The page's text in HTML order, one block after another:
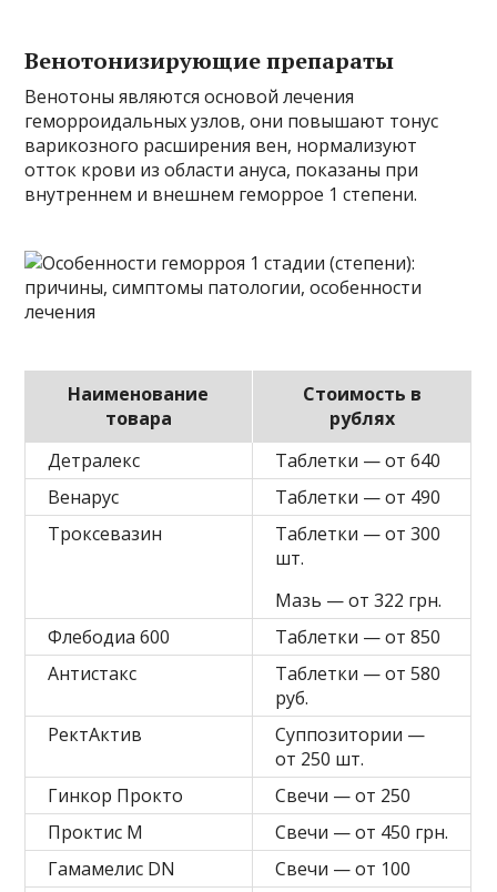
Венотонизирующие препараты
Венотоны являются основой лечения
геморроидальных узлов, они повышают тонус
варикозного расширения вен, нормализуют
отток крови из области ануса, показаны при
внутреннем и внешнем геморрое 1 степени.
Наименование
товара
Стоимость в
рублях
Детралекс
Таблетки — от 640
Венарус
Таблетки — от 490
Троксевазин
Таблетки — от 300
шт.
Мазь — от 322 грн.
Флебодиа 600
Таблетки — от 850
Антистакс
Таблетки — от 580
руб.
РектАктив
Суппозитории —
от 250 шт.
Гинкор Прокто
Свечи — от 250
Проктис М
Свечи — от 450 грн.
Гамамелис DN
Свечи — от 100